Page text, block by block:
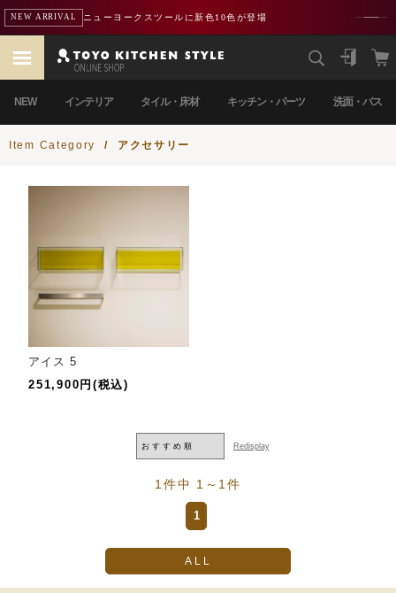
NEW ARRIVAL ニューヨークスツールに新色10色が登場
NEW インテリア タイル・床材 キッチン・パーツ 洗面・バス
Item Category / アクセサリー
アイス 5
251,900円(税込)
1件中 1～1件
1
ALL